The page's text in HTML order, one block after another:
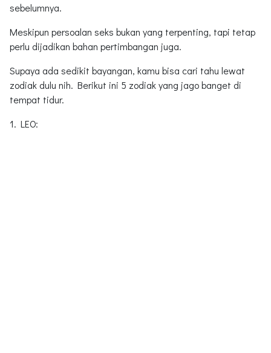
sebelumnya.
Meskipun persoalan seks bukan yang terpenting, tapi tetap
perlu dijadikan bahan pertimbangan juga.
Supaya ada sedikit bayangan, kamu bisa cari tahu lewat
zodiak dulu nih. Berikut ini 5 zodiak yang jago banget di
tempat tidur.
1. LEO: